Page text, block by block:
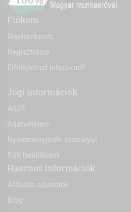
Fiókom
Bejelentkezés
Regisztráció
Elfelejtetted jelszavad?
Jogi információk
ÁSZF
Adatvételem
Nyereményjáték szabályai
Süti beállítások
Hasznos információk
Aktuális ajánlatok
Blog